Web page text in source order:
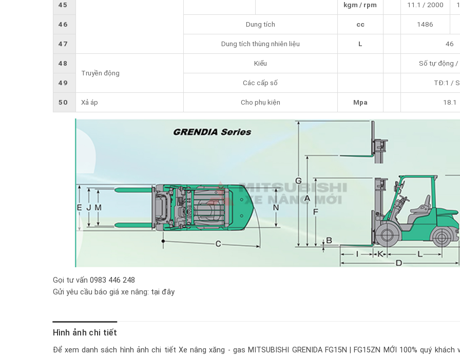
45 kgm / rpm 11.1 / 2000
46 Dung tích cc 1486
47 Dung tích thùng nhiên liệu L 46
48
Truyền động
Kiểu Số tự động /
49 Các cấp số TĐ:1 /
50 Xả áp Cho phụ kiện Mpa 18.1
Gọi tư vấn 0983 446 248
Gửi yêu cầu báo giá xe nâng: tại đây
Hình ảnh chi tiết
Để xem danh sách hình ảnh chi tiết Xe nâng xăng - gas MITSUBISHI GRENIDA FG15N | FG15ZN MỚI 100% quý khách